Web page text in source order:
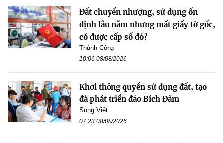
Đất chuyển nhượng, sử dụng ổn
định lâu năm nhưng mất giấy tờ gốc,
có được cấp sổ đỏ?
Thành Công
10:06 08/08/2026
Khơi thông quyền sử dụng đất, tạo
đà phát triển đảo Bích Đầm
Song Việt
07:23 08/08/2026